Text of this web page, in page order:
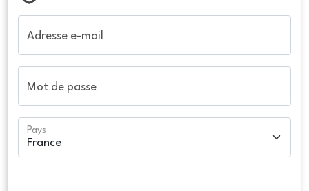
Adresse e-mail
Mot de passe
Pays